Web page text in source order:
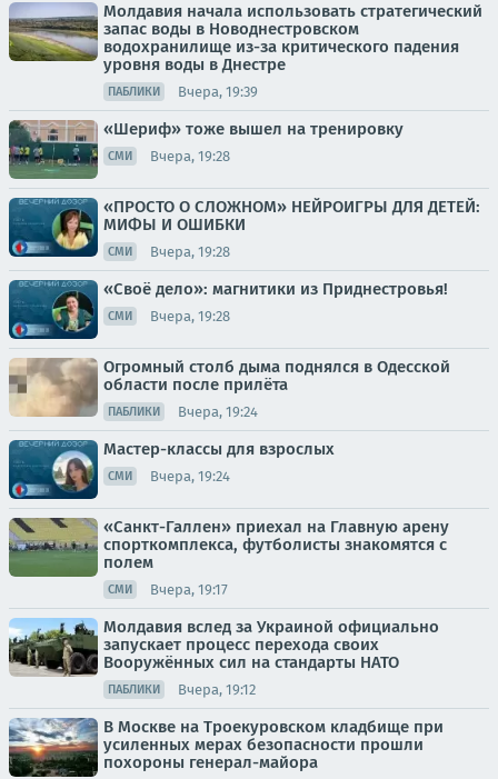
Молдавия начала использовать стратегический
запас воды в Новоднестровском
водохранилище из-за критического падения
уровня воды в Днестре
ПАБЛИКИ Вчера, 19:39
«Шериф» тоже вышел на тренировку
СМИ Вчера, 19:28
«ПРОСТО О СЛОЖНОМ» НЕЙРОИГРЫ ДЛЯ ДЕТЕЙ:
МИФЫ И ОШИБКИ
СМИ Вчера, 19:28
«Своё дело»: магнитики из Приднестровья!
СМИ Вчера, 19:28
Огромный столб дыма поднялся в Одесской
области после прилёта
ПАБЛИКИ Вчера, 19:24
Мастер-классы для взрослых
СМИ Вчера, 19:24
«Санкт-Галлен» приехал на Главную арену
спорткомплекса, футболисты знакомятся с
полем
СМИ Вчера, 19:17
Молдавия вслед за Украиной официально
запускает процесс перехода своих
Вооружённых сил на стандарты НАТО
ПАБЛИКИ Вчера, 19:12
В Москве на Троекуровском кладбище при
усиленных мерах безопасности прошли
похороны генерал-майора